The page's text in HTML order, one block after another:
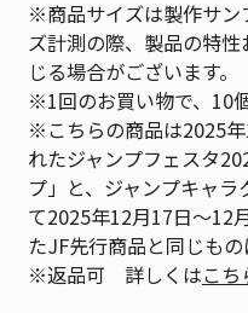
※商品サイズは製作サン
ズ計測の際、製品の特
じる場合がございます。
※1回のお買い物で、10
※こちらの商品は2025
れたジャンプフェスタ
プ」と、ジャンプキャ
て2025年12月17日～12
たJF先行商品と同じもの
※返品可 詳しくはこち